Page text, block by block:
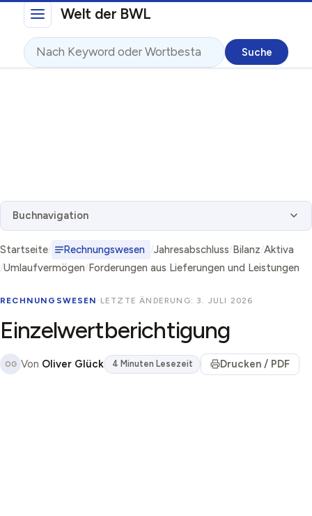
Direkt zum InhaltWelt der BWL
Suche
Buchnavigation
Startseite Rechnungswesen Jahresabschluss Bilanz Aktiva
Umlaufvermögen Forderungen aus Lieferungen und Leistungen
RECHNUNGSWESEN · LETZTE ÄNDERUNG: 3. JULI 2026
Einzelwertberichtigung
OG Von Oliver Glück 4 Minuten Lesezeit Drucken / PDF